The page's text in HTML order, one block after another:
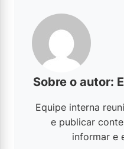
Sobre o autor:
Equipe interna
e publicar
informar e